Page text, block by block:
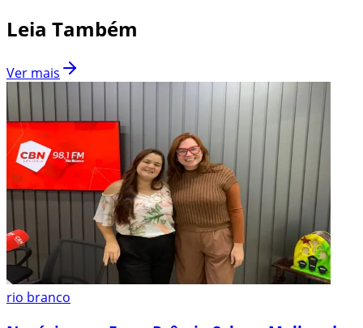
Leia Também
Ver mais
rio branco